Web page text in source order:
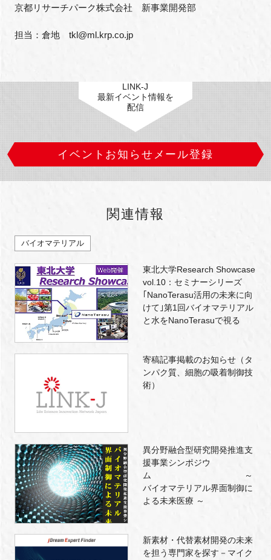
京都リサーチパーク株式会社　新事業開発部
担当：倉地　tkl@ml.krp.co.jp
LINK-J
最新イベント情報を
配信
イベントお知らせメール登録
関連情報
バイオマテリアル
東北大学Research Showcase
vol.10：セミナーシリーズ
｢NanoTerasu活用の未来に向
けて｣第1回バイオマテリアル
と水をNanoTerasuで視る
寄稿記事掲載のお知らせ（タ
ンパク質、細胞の吸着制御技
術）
異分野融合型研究開発推進支
援事業シンポジウ
ム ～
バイオマテリアル界面制御に
よる未来医療 ～
新素材・代替素材開発の未来
を担う専門家を探す－マイク